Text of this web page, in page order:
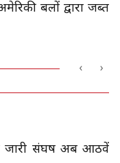
बलों द्वारा जब्त
‹ ›
जारी संघर्ष अब आठवें